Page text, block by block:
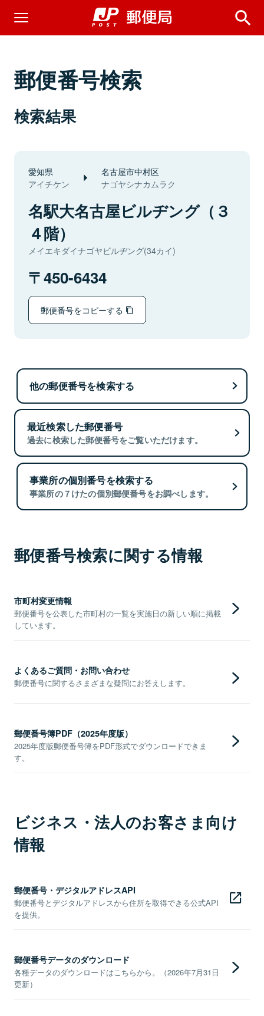
郵便番号検索
検索結果
愛知県
アイチケン
名古屋市中村区
ナゴヤシナカムラク
名駅大名古屋ビルヂング（３
４階）
メイエキダイナゴヤビルヂング(34カイ)
450-6434
郵便番号をコピーする
他の郵便番号を検索する
最近検索した郵便番号
過去に検索した郵便番号をご覧いただけます。
事業所の個別番号を検索する
事業所の７けたの個別郵便番号をお調べします。
郵便番号検索に関する情報
市町村変更情報
郵便番号を公表した市町村の一覧を実施日の新しい順に掲載
しています。
よくあるご質問・お問い合わせ
郵便番号に関するさまざまな疑問にお答えします。
郵便番号簿PDF（2025年度版）
2025年度版郵便番号簿をPDF形式でダウンロードできま
す。
ビジネス・法人のお客さま向け
情報
郵便番号・デジタルアドレスAPI
郵便番号とデジタルアドレスから住所を取得できる公式API
を提供。
郵便番号データのダウンロード
各種データのダウンロードはこちらから。（2026年7月31日
更新）